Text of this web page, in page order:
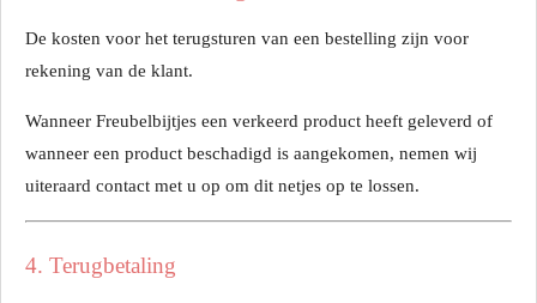
De kosten voor het terugsturen van een bestelling zijn voor
rekening van de klant.
Wanneer Freubelbijtjes een verkeerd product heeft geleverd of
wanneer een product beschadigd is aangekomen, nemen wij
uiteraard contact met u op om dit netjes op te lossen.
4. Terugbetaling